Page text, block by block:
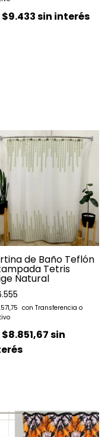
$9.433sin interés
de Baño Teflón
Tetris
Natural
$8.851,67sin